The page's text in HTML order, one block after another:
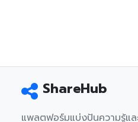
ShareHub
แพลตฟอร์มแบ่งปันความรู้แ